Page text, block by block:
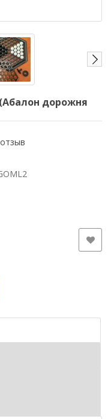
дорожня